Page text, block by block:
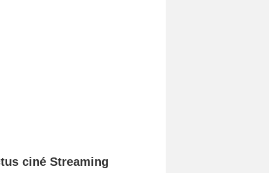
ciné Streaming